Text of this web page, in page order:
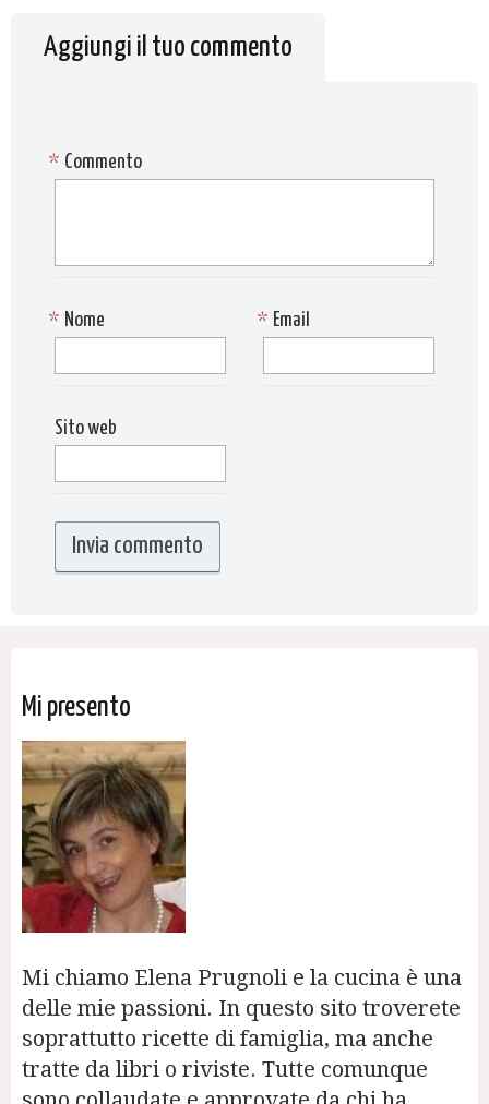
Aggiungi il tuo commento
Commento
*
Nome
* Email
*
Sito web
Mi presento
Mi chiamo Elena Prugnoli e la cucina è una
delle mie passioni. In questo sito troverete
soprattutto ricette di famiglia, ma anche
tratte da libri o riviste. Tutte comunque